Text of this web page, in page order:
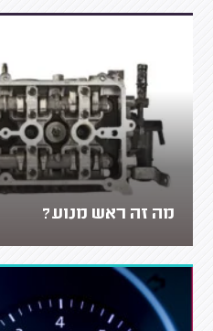
מה זה ראש מנוע?